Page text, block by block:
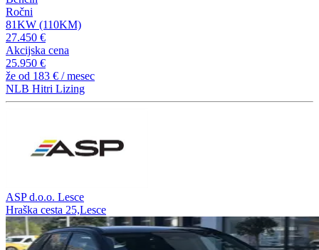
Ročni
81KW (110KM)
27.450 €
Akcijska cena
25.950 €
že od 183 € / mesec
NLB Hitri Lizing
ASP d.o.o. Lesce
Hraška cesta 25,Lesce